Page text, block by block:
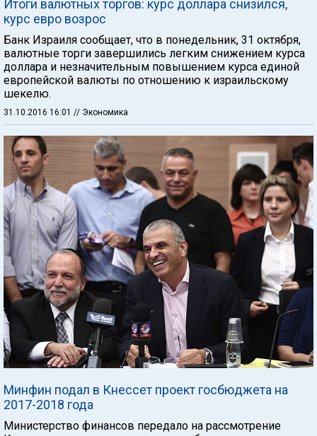
Итоги валютных торгов: курс доллара снизился,
курс евро возрос
Банк Израиля сообщает, что в понедельник, 31 октября,
валютные торги завершились легким снижением курса
доллара и незначительным повышением курса единой
европейской валюты по отношению к израильскому
шекелю.
31.10.2016 16:01 // Экономика
Минфин подал в Кнессет проект госбюджета на
2017-2018 года
Министерство финансов передало на рассмотрение